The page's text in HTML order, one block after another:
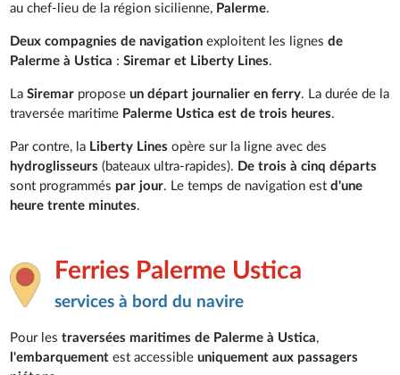
au chef-lieu de la région sicilienne, Palerme.
Deux compagnies de navigation exploitent les lignesde
Palerme à Ustica :Siremar et Liberty Lines.
LaSiremar proposeun départ journalier en ferry. La durée de la
traversée maritime Palerme Ustica est de trois heures.
Par contre, la Liberty Lines opère sur la ligne avec des
hydroglisseurs(bateaux ultra-rapides). De trois à cinq départs
sont programmés par jour. Le temps de navigation estd'une
heure trente minutes.
Ferries Palerme Ustica
services à bord du navire
Pour lestraversées maritimes de Palerme à Ustica,
l'embarquement est accessibleuniquement aux passagers